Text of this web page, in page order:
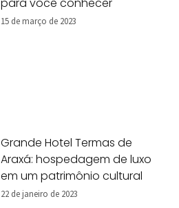
15 de março de 2023
Grande Hotel Termas de
Araxá: hospedagem de luxo
em um patrimônio cultural
22 de janeiro de 2023